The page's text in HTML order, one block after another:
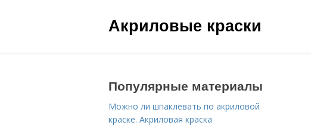
Акриловые краски
Популярные материалы
Можно ли шпаклевать по акриловой
краске. Акриловая краска